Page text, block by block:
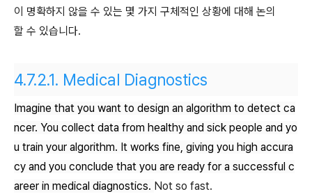
이 명확하지 않을 수 있는 몇 가지 구체적인 상황에 대해 논의
할 수 있습니다.
4.7.2.1. Medical Diagnostics
Imagine that you want to design an algorithm to detect ca
ncer. You collect data from healthy and sick people and yo
u train your algorithm. It works fine, giving you high accura
cy and you conclude that you are ready for a successful c
areer in medical diagnostics. Not so fast.